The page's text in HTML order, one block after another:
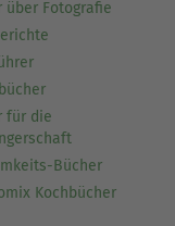
zu
genannten
über Fotografie
für die
Bücher
Kochbücher